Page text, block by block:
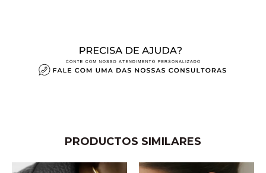
PRODUCTOS SIMILARES